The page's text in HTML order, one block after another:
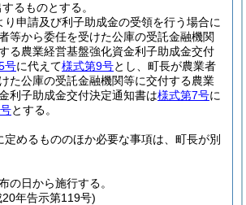
るものとする。
り申請及び利子助成金の受領を行う場合に
等から委任を受けた公庫の受託金融機関
る農業経営基盤強化資金利子助成金交付
号に代えて様式第9号とし、町長が農業者
た公庫の受託金融機関等に交付する農業
利子助成金交付決定通知書は様式第7号に
とする。
定めるもののほか必要な事項は、町長が別
の日から施行する。
20年告示第119号)